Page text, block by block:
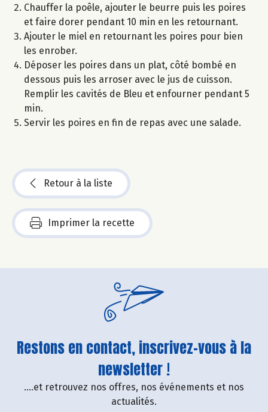
Chauffer la poêle, ajouter le beurre puis les poires
et faire dorer pendant 10 min en les retournant.
Ajouter le miel en retournant les poires pour bien
les enrober.
Déposer les poires dans un plat, côté bombé en
dessous puis les arroser avec le jus de cuisson.
Remplir les cavités de Bleu et enfourner pendant 5
min.
Servir les poires en fin de repas avec une salade.
Retour à la liste
Imprimer la recette
Restons en contact, inscrivez-vous à la
newsletter !
....et retrouvez nos offres, nos événements et nos
actualités.